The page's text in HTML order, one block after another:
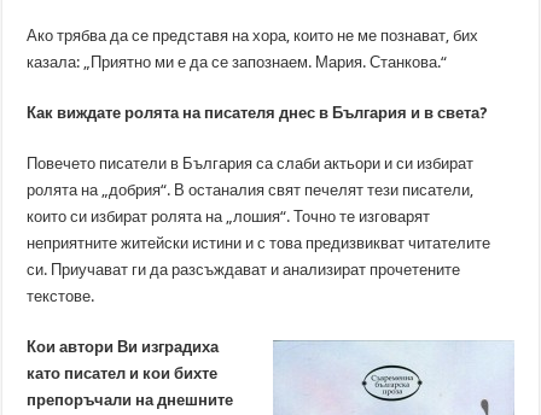
Ако трябва да се представя на хора, които не ме познават, бих
казала: „Приятно ми е да се запознаем. Мария. Станкова.“
Как виждате ролята на писателя днес в България и в света?
Повечето писатели в България са слаби актьори и си избират
ролята на „добрия“. В останалия свят печелят тези писатели,
които си избират ролята на „лошия“. Точно те изговарят
неприятните житейски истини и с това предизвикват читателите
си. Приучават ги да разсъждават и анализират прочетените
текстове.
Кои автори Ви изградиха
като писател и кои бихте
препоръчали на днешните